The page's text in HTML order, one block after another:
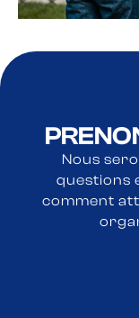
Nous
questions
comment